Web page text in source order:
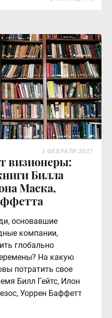
визионеры:
Билла
Маска,
основавшие
компании,
глобально
На какую
потратить свое
Билл Гейтс, Илон
Уоррен Баффетт
3 ФЕВРАЛЯ 2021